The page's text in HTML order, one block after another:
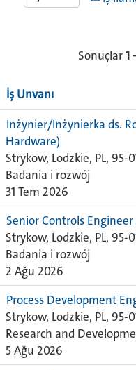
Sonuçlar1
İş Unvanı
Inżynier/Inżynierka ds.
Hardware)
Strykow, Lodzkie, PL, 95-
Badania i rozwój
31 Tem 2026
Senior Controls
Strykow, Lodzkie, PL, 95-
Badania i rozwój
2 Ağu 2026
Process Development
Strykow, Lodzkie, PL, 95-
Research and
5 Ağu 2026